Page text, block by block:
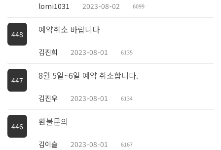
lomi1031 2023-08-02 6099
448 예약취소 바랍니다
김진희 2023-08-01 6135
447 8월 5일~6일 예약 취소합니다.
김진우 2023-08-01 6134
446 환불문의
김이슬 2023-08-01 6167